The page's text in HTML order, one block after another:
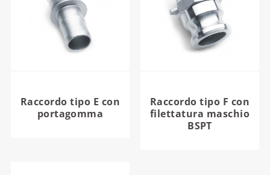
Raccordo tipo E con
portagomma
Raccordo tipo F con
filettatura maschio
BSPT